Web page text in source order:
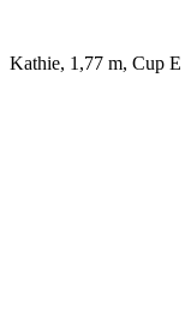
Kathie, 1,77 m, Cup